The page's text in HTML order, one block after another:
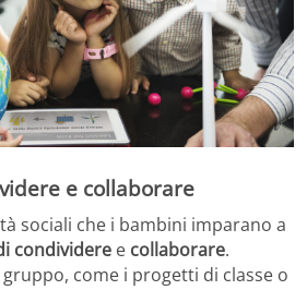
e collaborare
sociali che i bambini imparano a
condividere e collaborare.
come i progetti di classe o